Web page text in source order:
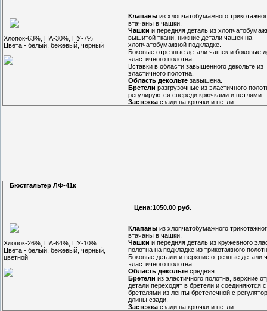
Хлопок-63%, ПА-30%, ПУ-7%
Цвета - белый, бежевый, черный
Клапаны из хлопчатобумажного
втачаны в чашки.
Чашки и передняя деталь из
вышитой ткани, нижние детали чашек на
хлопчатобумажной подкладке.
Боковые отрезные детали чашек и боковые
эластичного полотна.
Вставки в области завышенного декольте из
эластичного полотна.
Область декольте завышена.
Бретели разгрузочные из эластичного
регулируются спереди крючками и петлями.
Застежка сзади на крючки и петли.
Бюстгальтер ЛФ-41к
Хлопок-26%, ПА-64%, ПУ-10%
Цвета - белый, бежевый, черный,
цветной
Цена:1050.00 руб.
Клапаны из хлопчатобумажного
втачаны в чашки.
Чашки и передняя деталь из кружевного
полотна на подкладке из трикотажного
Боковые детали и верхние отрезные детали
эластичного полотна.
Область декольте средняя.
Бретели из эластичного полотна, верхние
детали переходят в бретели и соединяются с
бретелями из ленты бретелечной с
длины сзади.
Застежка сзади на крючки и петли.